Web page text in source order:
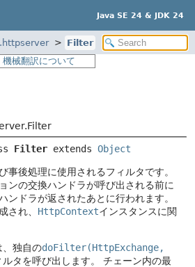
Java SE 24 & JDK 24
Filter
機械翻訳について
Filter extends Object
事後処理に使用されるフィルタです。
ンの交換ハンドラが呼び出される前に
ンドラが返されたあとに行われます。
され、 HttpContextインスタンスに関
、独自のdoFilter(HttpExchange,
タを呼び出します。
チェーン内の最